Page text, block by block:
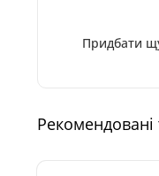
Придбати
Рекомендовані